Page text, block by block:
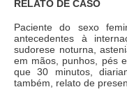
RELATO DE CASO
Paciente do sexo
antecedentes à
sudorese noturna,
em mãos, punhos, pés
que 30 minutos,
também, relato de